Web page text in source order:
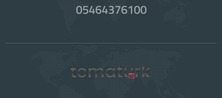
05464376100